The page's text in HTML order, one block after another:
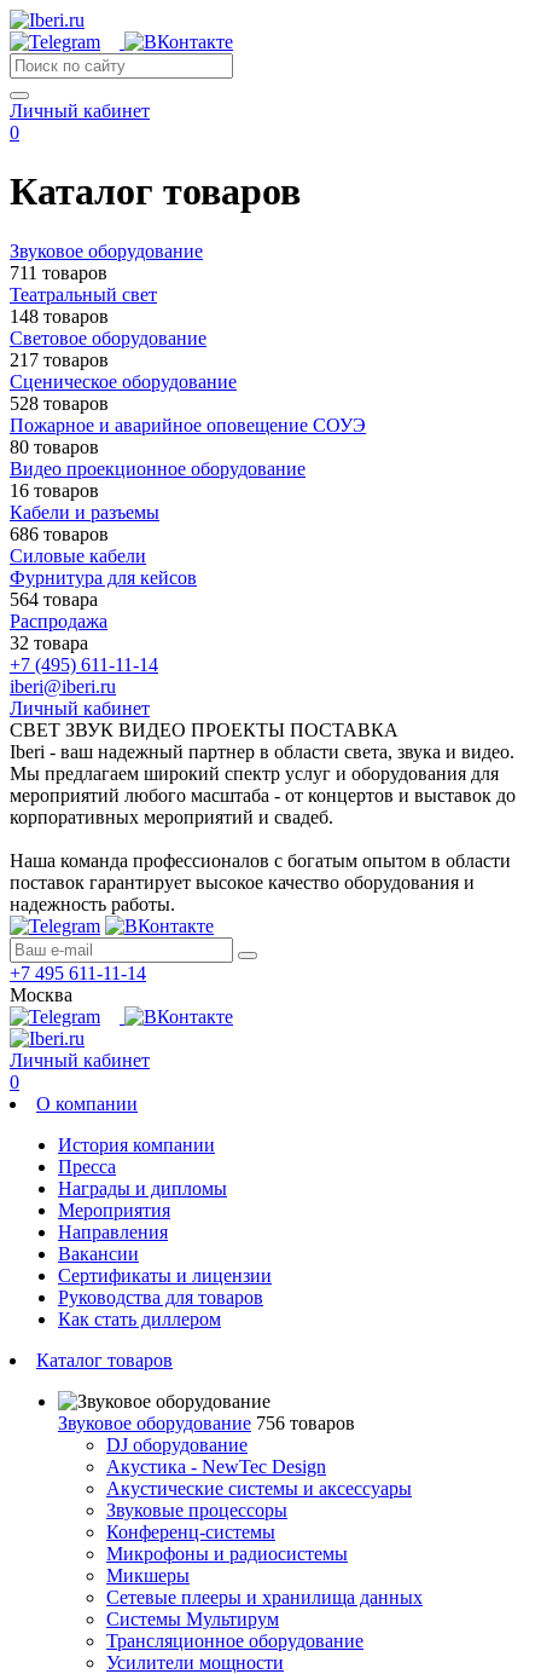
Личный кабинет
0
Каталог товаров
Звуковое оборудование
711 товаров
Театральный свет
148 товаров
Световое оборудование
217 товаров
Сценическое оборудование
528 товаров
Пожарное и аварийное оповещение СОУЭ
80 товаров
Видео проекционное оборудование
16 товаров
Кабели и разъемы
686 товаров
Силовые кабели
Фурнитура для кейсов
564 товара
Распродажа
32 товара
+7 (495) 611-11-14
iberi@iberi.ru
Личный кабинет
СВЕТ ЗВУК ВИДЕО ПРОЕКТЫ ПОСТАВКА
Iberi - ваш надежный партнер в области света, звука и видео.
Мы предлагаем широкий спектр услуг и оборудования для
мероприятий любого масштаба - от концертов и выставок до
корпоративных мероприятий и свадеб.
Наша команда профессионалов с богатым опытом в области
поставок гарантирует высокое качество оборудования и
надежность работы.
+7 495 611-11-14
Москва
Личный кабинет
0
О компании
История компании
Пресса
Награды и дипломы
Мероприятия
Направления
Вакансии
Сертификаты и лицензии
Руководства для товаров
Как стать диллером
Каталог товаров
Звуковое оборудование 756 товаров
DJ оборудование
Акустика - NewTec Design
Акустические системы и аксессуары
Звуковые процессоры
Конференц-системы
Микрофоны и радиосистемы
Микшеры
Сетевые плееры и хранилища данных
Системы Мультирум
Трансляционное оборудование
Усилители мощности